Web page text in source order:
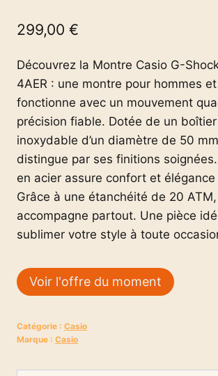
299,00 €
Découvrez la Montre Casio G-
4AER : une montre pour hommes
fonctionne avec un mouvement
précision fiable. Dotée de un
inoxydable d’un diamètre de 50
distingue par ses finitions
en acier assure confort et
Grâce à une étanchéité de 20
accompagne partout. Une pièce
sublimer votre style à toute
Voir l'offre du moment
Catégorie : Casio
Marque : Casio